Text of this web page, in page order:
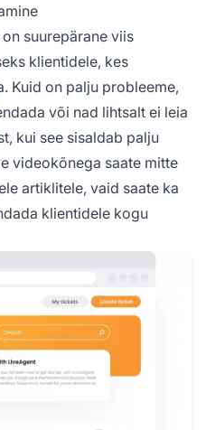
suurepärane viis
klientidele, kes
Kuid on palju probleeme,
või nad lihtsalt ei leia
kui see sisaldab palju
videokõnega saate mitte
artiklitele, vaid saate ka
klientidele kogu